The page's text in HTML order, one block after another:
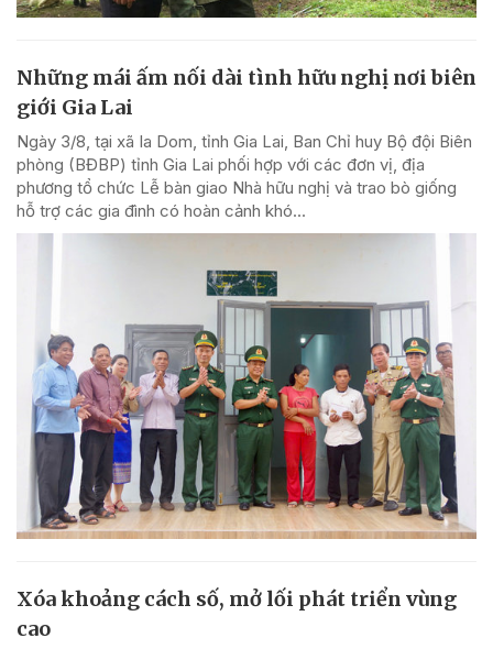
Những mái ấm nối dài tình hữu nghị nơi biên
giới Gia Lai
Ngày 3/8, tại xã Ia Dom, tỉnh Gia Lai, Ban Chỉ huy Bộ đội Biên
phòng (BĐBP) tỉnh Gia Lai phối hợp với các đơn vị, địa
phương tổ chức Lễ bàn giao Nhà hữu nghị và trao bò giống
hỗ trợ các gia đình có hoàn cảnh khó...
Xóa khoảng cách số, mở lối phát triển vùng
cao